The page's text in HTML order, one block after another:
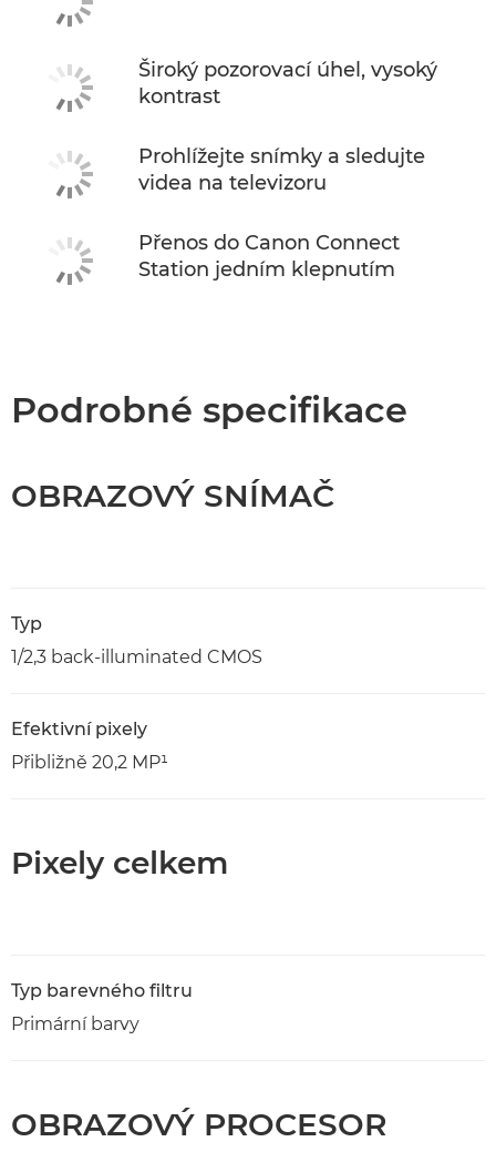
Široký pozorovací úhel, vysoký
kontrast
Prohlížejte snímky a sledujte
videa na televizoru
Přenos do Canon Connect
Station jedním klepnutím
Podrobné specifikace
OBRAZOVÝ SNÍMAČ
Typ
1/2,3 back-illuminated CMOS
Efektivní pixely
Přibližně 20,2 MP¹
Pixely celkem
Typ barevného filtru
Primární barvy
OBRAZOVÝ PROCESOR